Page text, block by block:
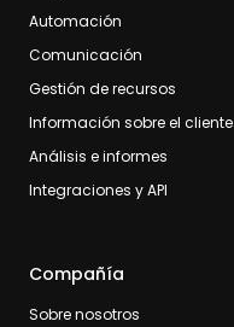
Automación
Comunicación
Gestión de recursos
Información sobre el cliente
Análisis e informes
Integraciones y API
Compañía
Sobre nosotros